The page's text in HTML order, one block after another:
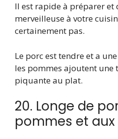
Il est rapide à préparer et
merveilleuse à votre
certainement pas.
Le porc est tendre et a
les pommes ajoutent une
piquante au plat.
20. Longe de
pommes et